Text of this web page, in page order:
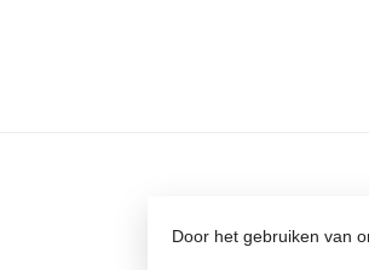
Door het gebruiken van